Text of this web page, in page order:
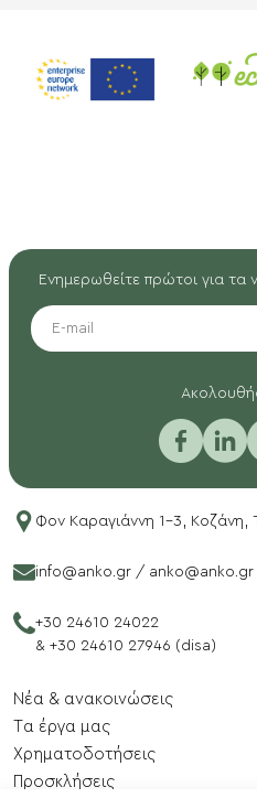
Ενημερωθείτε πρώτοι για τα
EMAIL
Φον Καραγιάννη 1-3, Κοζάνη,
info@anko.gr / anko@anko.gr
+30 24610 24022
& +30 24610 27946 (disa)
Νέα & ανακοινώσεις
Tα έργα μας
Xρηματοδοτήσεις
Προσκλήσεις